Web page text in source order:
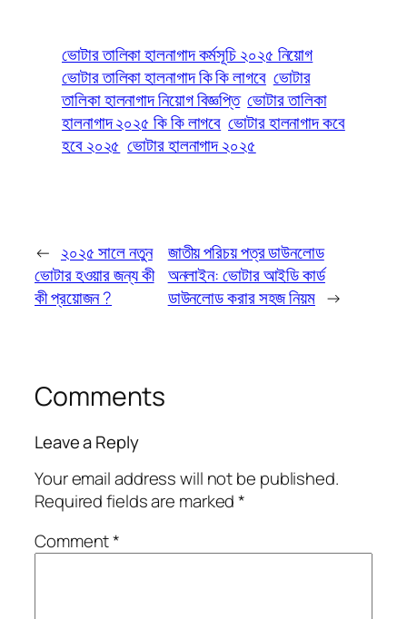
ভোটার তালিকা হালনাগাদ কর্মসূচি ২০২৫ নিয়োগ
ভোটার তালিকা হালনাগাদ কি কি লাগবে ভোটার
তালিকা হালনাগাদ নিয়োগ বিজ্ঞপ্তি ভোটার তালিকা
হালনাগাদ ২০২৫ কি কি লাগবে ভোটার হালনাগাদ কবে
হবে ২০২৫ ভোটার হালনাগাদ ২০২৫
← ২০২৫ সালে নতুন
ভোটার হওয়ার জন্য কী
কী প্রয়োজন ?
জাতীয় পরিচয় পত্র ডাউনলোড
অনলাইন: ভোটার আইডি কার্ড
ডাউনলোড করার সহজ নিয়ম →
Comments
Leave a Reply
Your email address will not be published.
Required fields are marked*
Comment*